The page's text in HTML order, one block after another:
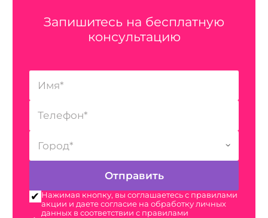
Запишитесь на бесплатную
консультацию
Нажимая кнопку, вы соглашаетесь с правилами
акции и даете согласие на обработку личных
данных в соответствии с правилами